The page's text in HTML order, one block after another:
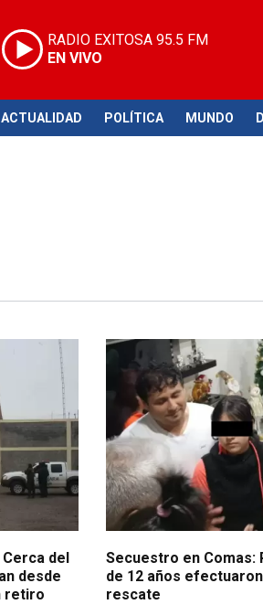
RADIO EXITOSA 95.5 FM
EN VIVO
ACTUALIDAD POLÍTICA MUNDO
del
desde
retiro
Tras liberación de menor
Secuestro en Comas:
de 12 años
rescate